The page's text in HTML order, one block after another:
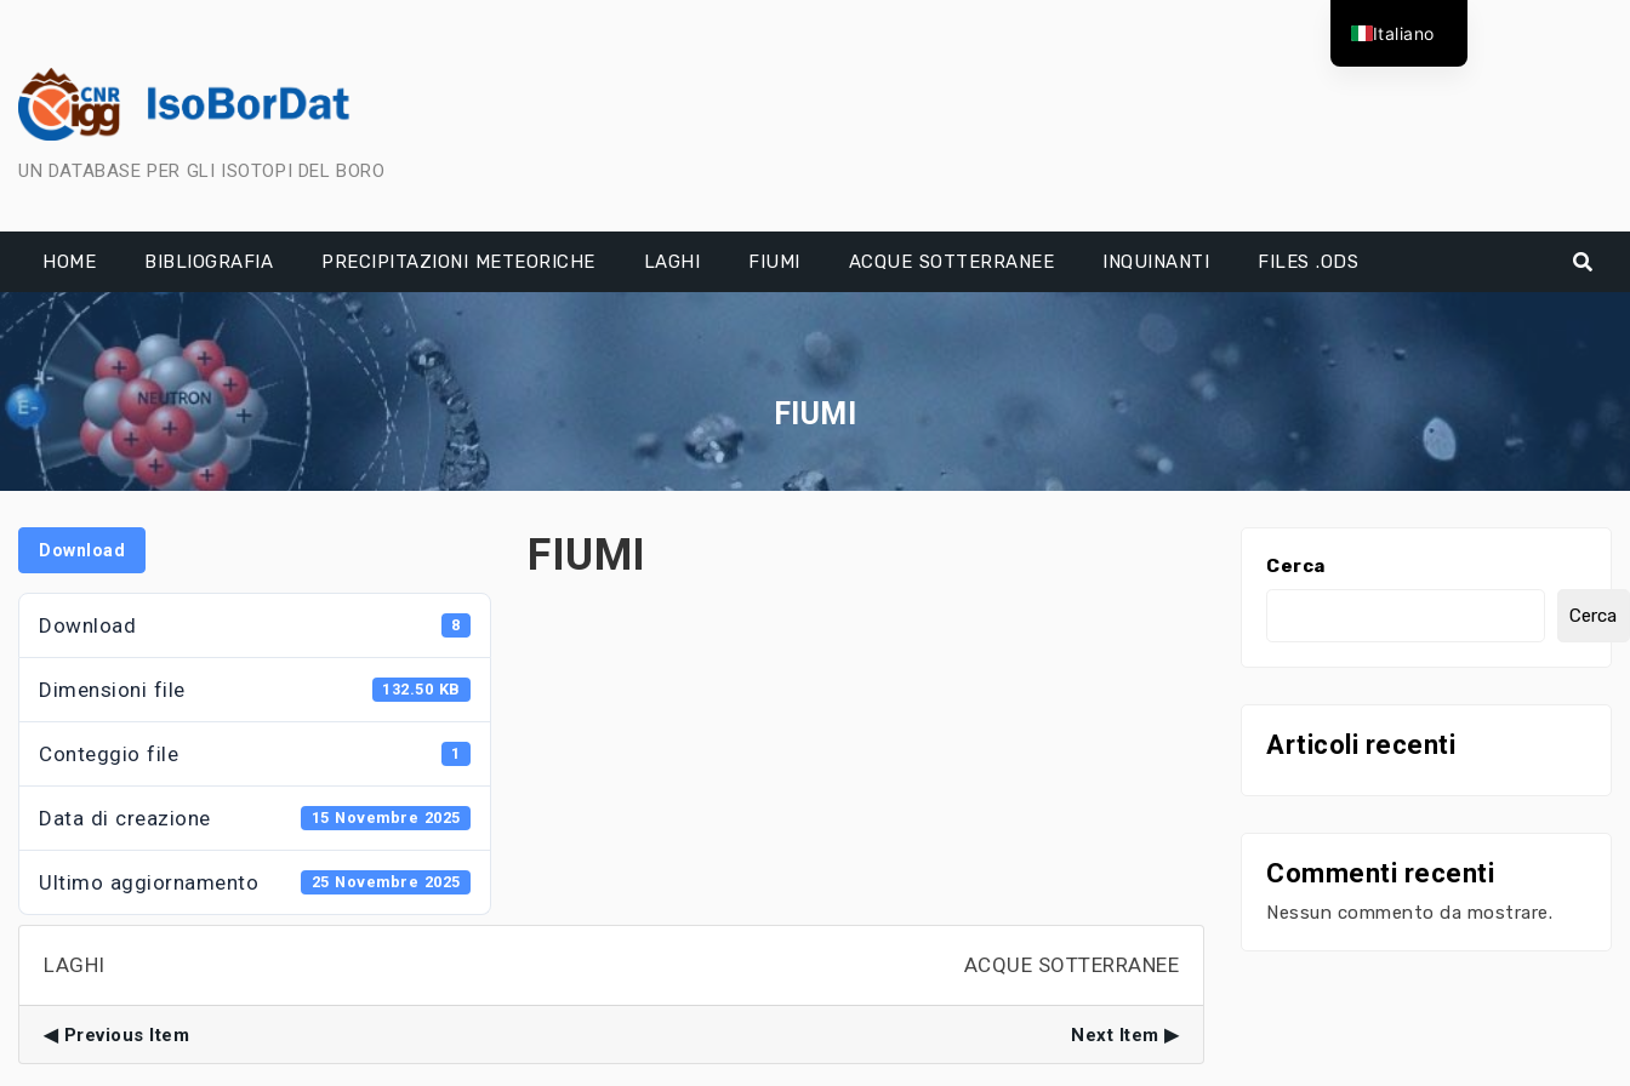
content
UN DATABASE PER GLI ISOTOPI DEL BORO
HOME BIBLIOGRAFIA PRECIPITAZIONI METEORICHE LAGHI FIUMI ACQUE SOTTERRANEE INQUINANTI FILES .ODS
FIUMI
Download
Download 8
Dimensioni file 132.50 KB
Conteggio file 1
Data di creazione 15 Novembre 2025
Ultimo aggiornamento 25 Novembre 2025
FIUMI
LAGHI ACQUE SOTTERRANEE
Previous Item Next Item
Cerca
Cerca
Articoli recenti
Commenti recenti
Nessun commento da mostrare.
Italiano